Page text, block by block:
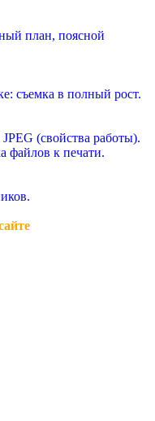
план, поясной
съемка в полный рост.
(свойства работы).
файлов к печати.